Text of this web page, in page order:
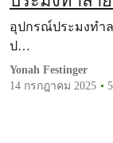
อุปกรณ์ประมงทำล
ป…
Yonah Festinger
14 กรกฎาคม 2025